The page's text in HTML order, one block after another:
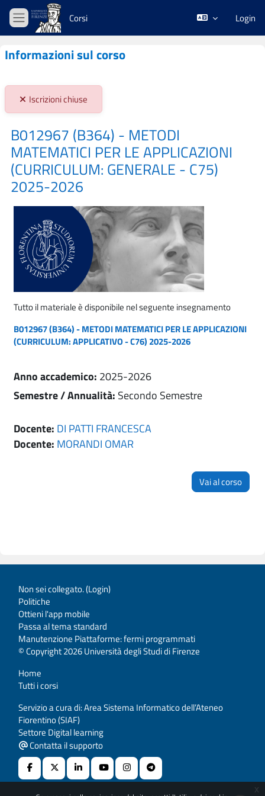
Vai al contenuto principale
x
Pannello laterale
Corsi Login
Informazioni sul corso
Stato iscrizioni:
Iscrizioni chiuse
B012967 (B364) - METODI
MATEMATICI PER LE APPLICAZIONI
(CURRICULUM: GENERALE - C75)
2025-2026
Tutto il materiale è disponibile nel seguente insegnamento
B012967 (B364) - METODI MATEMATICI PER LE APPLICAZIONI
(CURRICULUM: APPLICATIVO - C76) 2025-2026
Anno accademico: 2025-2026
Semestre / Annualità: Secondo Semestre
Docente: DI PATTI FRANCESCA
Docente: MORANDI OMAR
Vai al corso
Non sei collegato. (Login)
Politiche
Ottieni l'app mobile
Passa al tema standard
Manutenzione Piattaforme: fermi programmati
© Copyright 2026 Università degli Studi di Firenze
Home
Tutti i corsi
Servizio a cura di: Area Sistema Informatico dell’Ateneo
Fiorentino (SIAF)
Settore Digital learning
Contatta il supporto